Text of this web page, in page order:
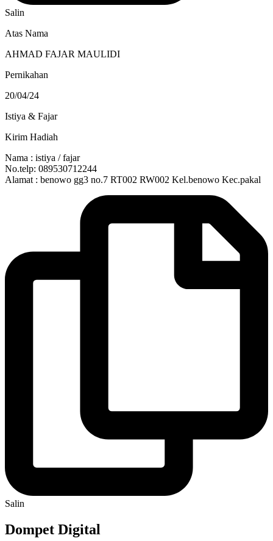
Salin
Atas Nama
AHMAD FAJAR MAULIDI
Pernikahan
20/04/24
Istiya & Fajar
Kirim Hadiah
Nama : istiya / fajar
No.telp: 089530712244
Alamat : benowo gg3 no.7 RT002 RW002 Kel.benowo Kec.pakal
Salin
Dompet Digital